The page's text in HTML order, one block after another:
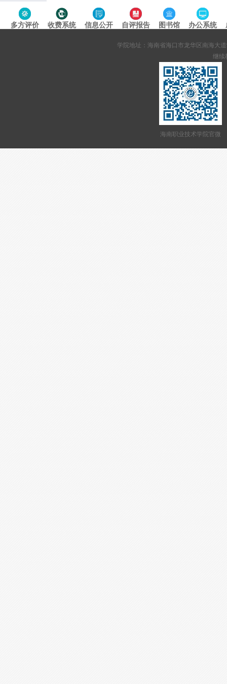
多方评价 收费系统 信息公开 自评报告 图书馆 办公系统
学院地址：海南省海口市龙华区南海大道
继续
海南职业技术学院官微